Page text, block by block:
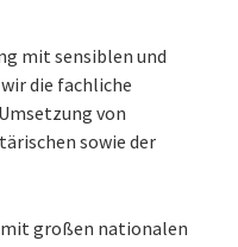
mit sensiblen und
die fachliche
von
sowie der
großen nationalen